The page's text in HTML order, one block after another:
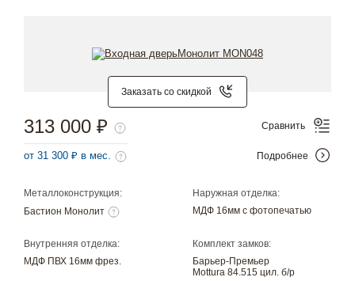
Заказать со скидкой
Металлоконструкция:
Бастион Монолит
Наружная отделка:
МДФ 16мм с фотопечатью
Внутренняя отделка:
МДФ ПВХ 16мм фрез.
Комплект замков:
Барьер-Премьер
Mottura 84.515 цил. б/р
313 000 ₽
от 31 300 ₽ в мес.
Сравнить
Подробнее